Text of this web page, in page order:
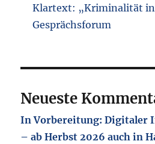
Klartext: „Kriminalität
Gesprächsforum
Neueste
In Vorbereitung: Digitaler
– ab Herbst 2026 auch in